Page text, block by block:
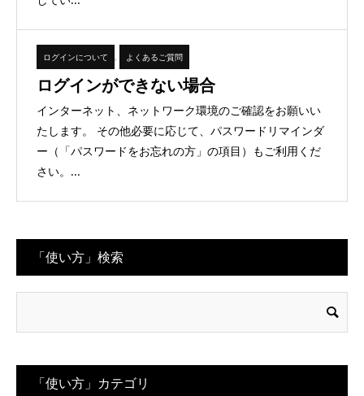
ログインについて , よくあるご質問
ログインができない場合
インターネット、ネットワーク環境のご確認をお願いい
たします。 その他必要に応じて、パスワードリマインダ
ー（「パスワードをお忘れの方」の項目）もご利用くだ
さい。...
「使い方」検索
「使い方」カテゴリ